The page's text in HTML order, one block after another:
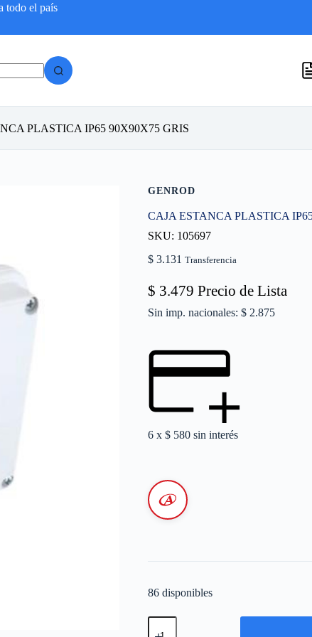
todo el país
PLASTICA IP65 90X90X75 GRIS
GENROD
CAJA ESTANCA PLASTICA
SKU: 105697
$ 3.131 Transferencia
$ 3.479 Precio de Lista
Sin imp. nacionales: $ 2.875
6 x$ 580 sin interés
86 disponibles
CAJA
ESTANCA